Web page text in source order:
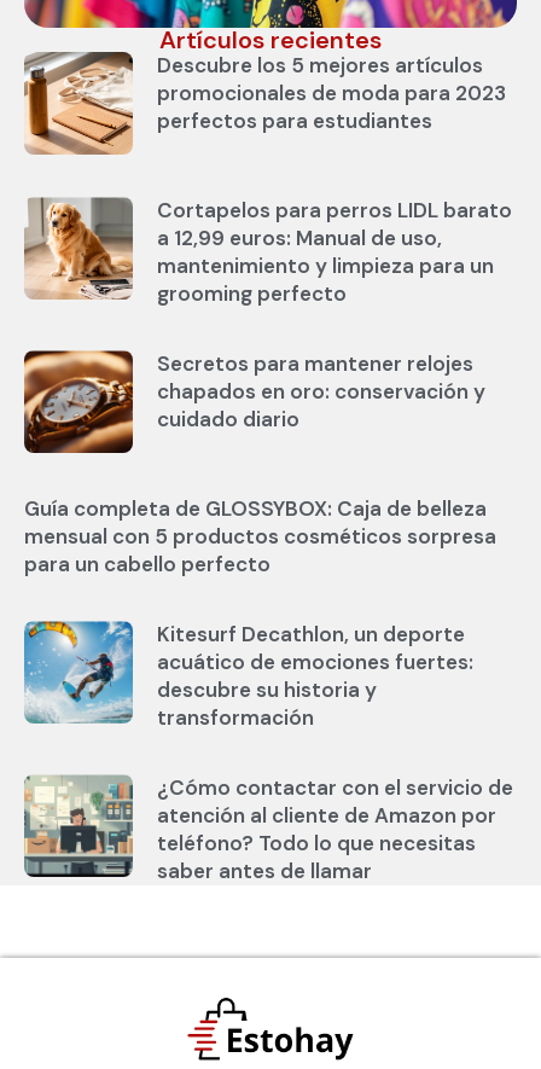
Artículos recientes
Descubre los 5 mejores artículos
promocionales de moda para 2023
perfectos para estudiantes
Cortapelos para perros LIDL barato
a 12,99 euros: Manual de uso,
mantenimiento y limpieza para un
grooming perfecto
Secretos para mantener relojes
chapados en oro: conservación y
cuidado diario
Guía completa de GLOSSYBOX: Caja de belleza
mensual con 5 productos cosméticos sorpresa
para un cabello perfecto
Kitesurf Decathlon, un deporte
acuático de emociones fuertes:
descubre su historia y
transformación
¿Cómo contactar con el servicio de
atención al cliente de Amazon por
teléfono? Todo lo que necesitas
saber antes de llamar